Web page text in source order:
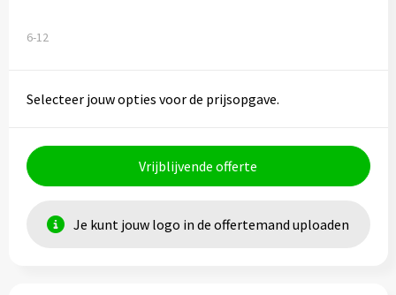
6-12
Selecteer jouw opties voor de prijsopgave.
Vrijblijvende offerte
Je kunt jouw logo in de offertemand uploaden